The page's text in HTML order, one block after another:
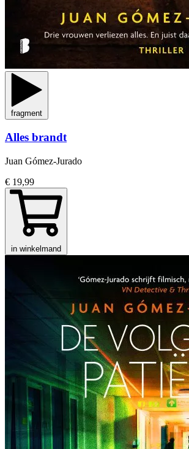
fragment
Alles brandt
Juan Gómez-Jurado
€ 19,99
in winkelmand